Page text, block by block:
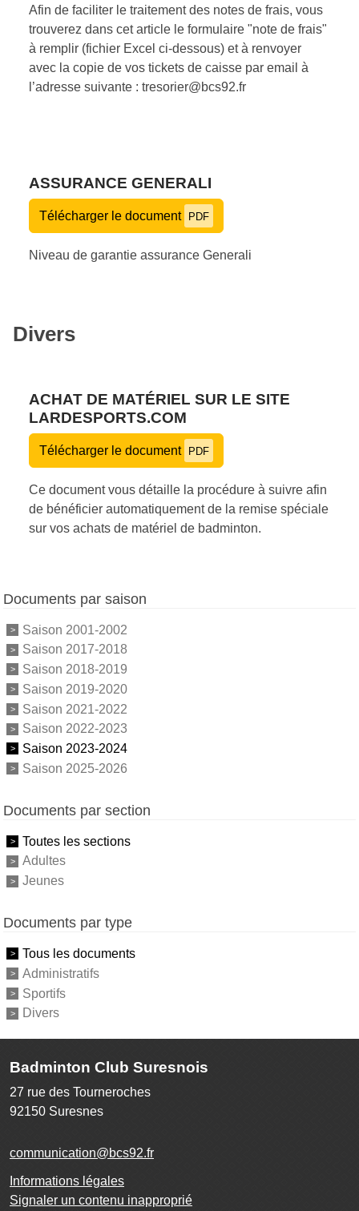
Afin de faciliter le traitement des notes de frais, vous
trouverez dans cet article le formulaire "note de frais"
à remplir (fichier Excel ci-dessous) et à renvoyer
avec la copie de vos tickets de caisse par email à
l’adresse suivante : tresorier@bcs92.fr
ASSURANCE GENERALI
Télécharger le document PDF
Niveau de garantie assurance Generali
Divers
ACHAT DE MATÉRIEL SUR LE SITE
LARDESPORTS.COM
Télécharger le document PDF
Ce document vous détaille la procédure à suivre afin
de bénéficier automatiquement de la remise spéciale
sur vos achats de matériel de badminton.
Documents par saison
Saison 2001-2002
Saison 2017-2018
Saison 2018-2019
Saison 2019-2020
Saison 2021-2022
Saison 2022-2023
Saison 2023-2024
Saison 2025-2026
Documents par section
Toutes les sections
Adultes
Jeunes
Documents par type
Tous les documents
Administratifs
Sportifs
Divers
Badminton Club Suresnois
27 rue des Tourneroches
92150 Suresnes
communication@bcs92.fr
Informations légales
Signaler un contenu inapproprié